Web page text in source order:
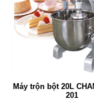
Máy trộn bột 20L
201